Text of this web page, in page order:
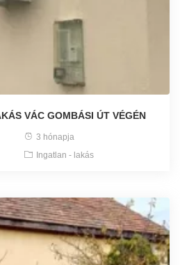
VÁC GOMBÁSI ÚT VÉGÉN
3 hónapja
Ingatlan - lakás